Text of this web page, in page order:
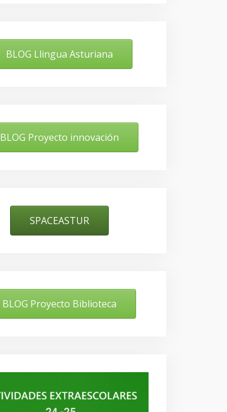
BLOG Llingua Asturiana
BLOG Proyecto innovación
SPACEASTUR
BLOG Proyecto Biblioteca